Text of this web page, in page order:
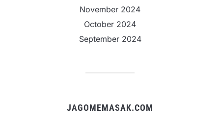
November 2024
October 2024
September 2024
JAGOMEMASAK.COM